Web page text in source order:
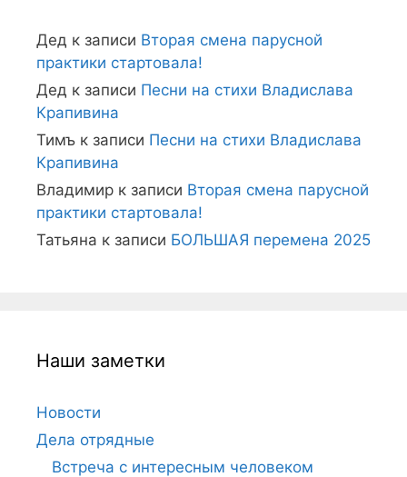
Дед к записи Вторая смена парусной
практики стартовала!
Дед к записи Песни на стихи Владислава
Крапивина
Тимъ к записи Песни на стихи Владислава
Крапивина
Владимир к записи Вторая смена парусной
практики стартовала!
Татьяна к записи БОЛЬШАЯ перемена 2025
Наши заметки
Новости
Дела отрядные
Встреча с интересным человеком